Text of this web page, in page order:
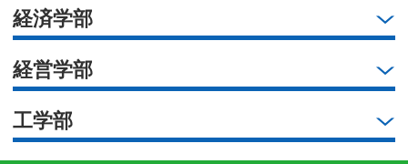
経済学部
経営学部
工学部